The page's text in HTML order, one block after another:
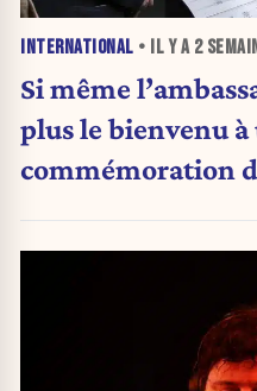
INTERNATIONAL • IL Y A 2
Si même
plus le bienvenu à
commémoration